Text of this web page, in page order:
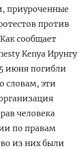
приуроченные
против
сообщает
Kenya Ирунгу
июня погибли
словам, эти
человека
по правам
из них были